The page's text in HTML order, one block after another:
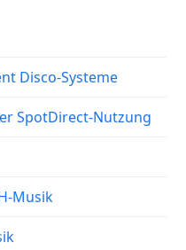
Disco-Systeme
SpotDirect-Nutzung
Musik